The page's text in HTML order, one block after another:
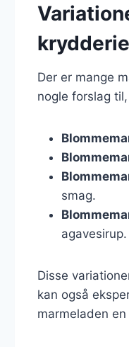
Der er mange
nogle forslag
smag.
agavesirup.
Disse
kan også
marmeladen